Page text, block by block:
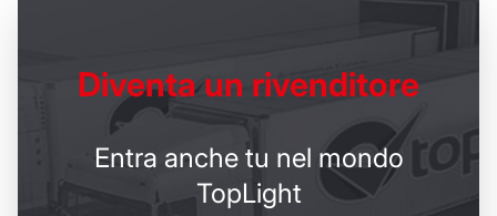
Diventa un rivenditore
Entra anche tu nel mondo
TopLight